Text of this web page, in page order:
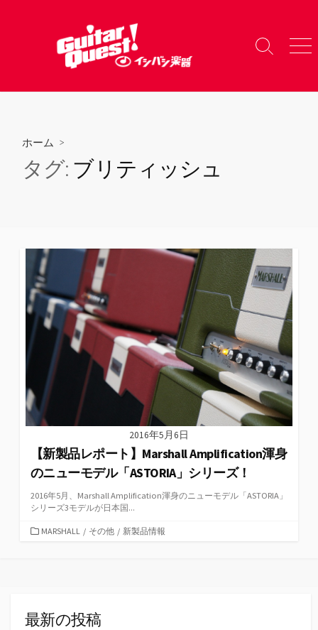
へ
検
り
メ
ー
ホーム >
タグ: ブリティッシュ
2016年5月6日
【新製品レポート】Marshall Amplification渾身
のニューモデル「ASTORIA」シリーズ！
2016年5月、Marshall Amplification渾身のニューモデル「ASTORIA」
シリーズ3モデルが日本国...
カMARSHALL / その他 / 新製品情報
最新の投稿